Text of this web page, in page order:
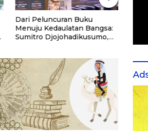
Dari Peluncuran Buku
Menuju Kedaulatan Bangsa:
Sumitro Djojohadikusumo,
Emas 2045